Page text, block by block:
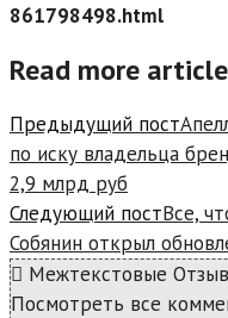
861798498.html
Read more
Предыдущий пост
по иску владельца
2,9 млрд руб
Следующий постВсе,
Собянин открыл
Межтекстовые
Посмотреть все